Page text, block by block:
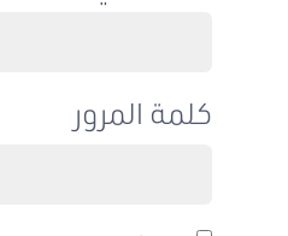
كلمة المرور